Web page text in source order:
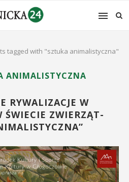
tagged with "sztuka animalistyczna"
ANIMALISTYCZNA
RYWALIZACJE W
ŚWIECIE ZWIERZĄT-